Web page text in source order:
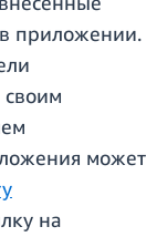
приложении.
своим
может
на